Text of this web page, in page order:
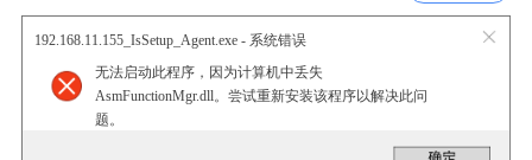
192.168.11.155_IsSetup_Agent.exe - 系统错误
无法启动此程序，因为计算机中丢失
AsmFunctionMgr.dll。尝试重新安装该程序以解决此问
题。